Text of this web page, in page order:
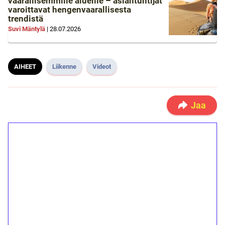
varoittavat hengenvaarallisesta
trendistä
Suvi Mäntylä | 28.07.2026
AIHEET Liikenne Videot
Jaa